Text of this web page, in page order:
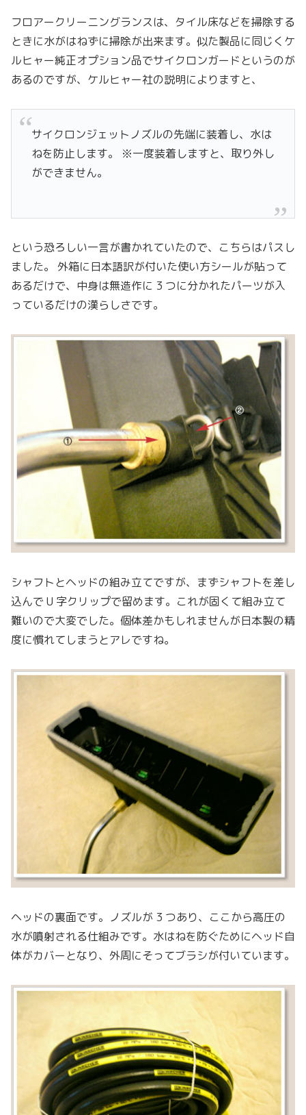
フロアークリーニングランスは、タイル床などを掃除する
ときに水がはねずに掃除が出来ます。似た製品に同じくケ
ルヒャー純正オプション品でサイクロンガードというのが
あるのですが、ケルヒャー社の説明によりますと、
サイクロンジェットノズルの先端に装着し、水は
ねを防止します。 ※一度装着しますと、取り外し
ができません。
という恐ろしい一言が書かれていたので、こちらはパスし
ました。 外箱に日本語訳が付いた使い方シールが貼って
あるだけで、中身は無造作に 3 つに分かれたパーツが入
っているだけの漢らしさです。
シャフトとヘッドの組み立てですが、まずシャフトを差し
込んで U 字クリップで留めます。これが固くて組み立て
難いので大変でした。個体差かもしれませんが日本製の精
度に慣れてしまうとアレですね。
ヘッドの裏面です。ノズルが 3 つあり、ここから高圧の
水が噴射される仕組みです。水はねを防ぐためにヘッド自
体がカバーとなり、外周にそってブラシが付いています。